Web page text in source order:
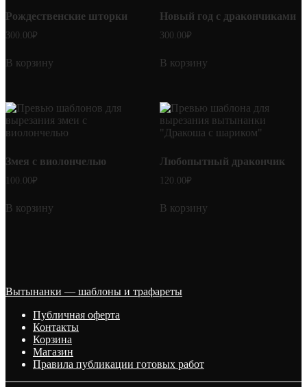
Рождественские шторки
300.00₽
В корзину
Новый год с дракончиками
300.00₽
В корзину
Змея с виолончелью
100.00₽
В корзину
Любопытный дракончик
120.00₽
В корзину
Вытынанки — шаблоны и трафареты
Публичная оферта
Контакты
Корзина
Магазин
Правила публикации готовых работ